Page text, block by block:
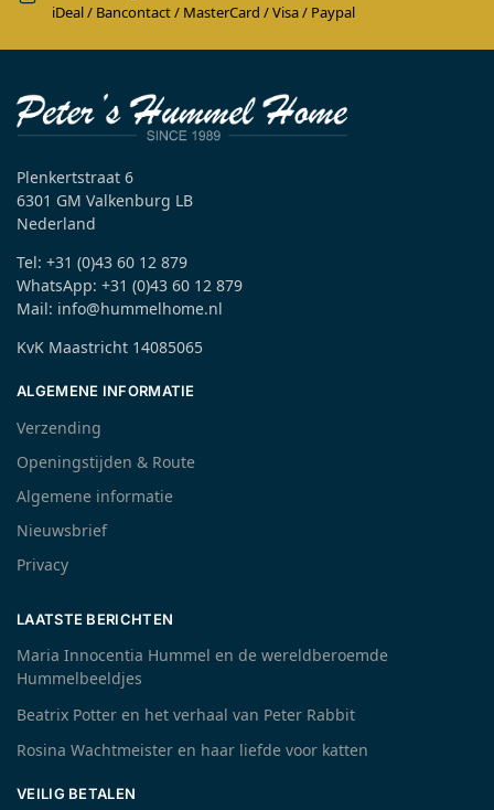
iDeal / Bancontact / MasterCard / Visa / Paypal
Plenkertstraat 6
6301 GM Valkenburg LB
Nederland
Tel: +31 (0)43 60 12 879
WhatsApp: +31 (0)43 60 12 879
Mail: info@hummelhome.nl
KvK Maastricht 14085065
ALGEMENE INFORMATIE
Verzending
Openingstijden & Route
Algemene informatie
Nieuwsbrief
Privacy
LAATSTE BERICHTEN
Maria Innocentia Hummel en de wereldberoemde
Hummelbeeldjes
Beatrix Potter en het verhaal van Peter Rabbit
Rosina Wachtmeister en haar liefde voor katten
VEILIG BETALEN